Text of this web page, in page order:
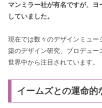
マンミラー社が有名ですが、
していました。
現在では数々のデザインミュ
築のデザイン研究、プロデュ
世界中から注目されています。
イームズとの運命的